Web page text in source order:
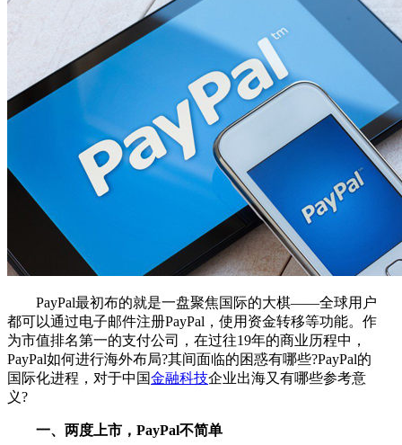
PayPal最初布的就是一盘聚焦国际的大棋——全球用户
都可以通过电子邮件注册PayPal，使用资金转移等功能。作
为市值排名第一的支付公司，在过往19年的商业历程中，
PayPal如何进行海外布局?其间面临的困惑有哪些?PayPal的
国际化进程，对于中国金融科技企业出海又有哪些参考意
义?
一、两度上市，PayPal不简单